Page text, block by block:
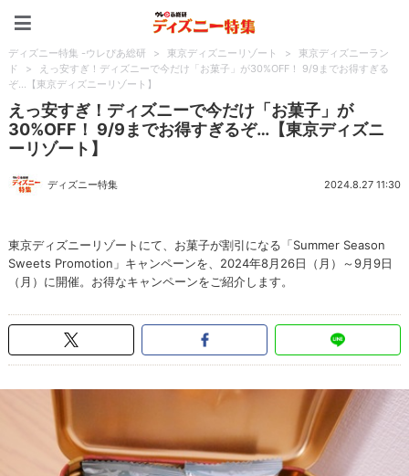
ディズニー特集 -ウレぴあ総研 > 東京ディズニーリゾート >
東京ディズニーラン
ド
>
えっ安すぎ！ディズニーで今だけ「お菓子」が30%OFF！ 9/9までお得すぎる
ぞ…【東京ディズニーリゾート】
えっ安すぎ！ディズニーで今だけ「お菓子」が
30%OFF！ 9/9までお得すぎるぞ…【東京ディズニ
ーリゾート】
ディズニー特集 2024.8.27 11:30
東京ディズニーリゾートにて、お菓子が割引になる「Summer Season
Sweets Promotion」キャンペーンを、2024年8月26日（月）～9月9日
（月）に開催。お得なキャンペーンをご紹介します。